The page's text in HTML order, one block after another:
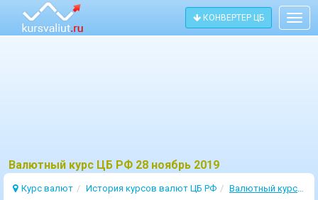
КОНВЕРТЕР ЦБ
Bалютный курс ЦБ РФ 28 ноябрь 2019
Курс валют История курсов валют ЦБ РФ Валютный курс 28 Ноябрь 2019